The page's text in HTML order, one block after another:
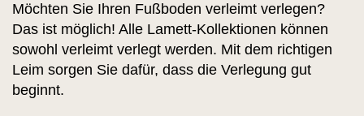
Möchten Sie Ihren Fußboden verleimt verlegen?
Das ist möglich! Alle Lamett-Kollektionen können
sowohl verleimt verlegt werden. Mit dem richtigen
Leim sorgen Sie dafür, dass die Verlegung gut
beginnt.